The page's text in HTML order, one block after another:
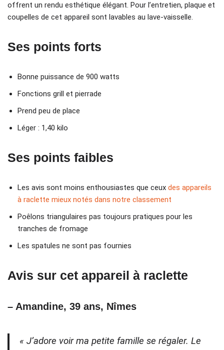
offrent un rendu esthétique élégant. Pour l’entretien, plaque et
coupelles de cet appareil sont lavables au lave-vaisselle.
Ses points forts
Bonne puissance de 900 watts
Fonctions grill et pierrade
Prend peu de place
Léger : 1,40 kilo
Ses points faibles
Les avis sont moins enthousiastes que ceux des appareils
à raclette mieux notés dans notre classement
Poêlons triangulaires pas toujours pratiques pour les
tranches de fromage
Les spatules ne sont pas fournies
Avis sur cet appareil à raclette
– Amandine, 39 ans, Nîmes
« J’adore voir ma petite famille se régaler. Le